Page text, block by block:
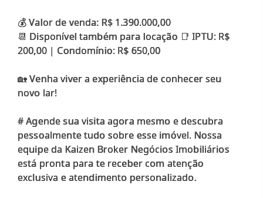
💰 Valor de venda: R$ 1.390.000,00
📆 Disponível também para locação 📑 IPTU: R$
200,00 | Condomínio: R$ 650,00
🏡 Venha viver a experiência de conhecer seu
novo lar!
# Agende sua visita agora mesmo e descubra
pessoalmente tudo sobre esse imóvel. Nossa
equipe da Kaizen Broker Negócios Imobiliários
está pronta para te receber com atenção
exclusiva e atendimento personalizado.